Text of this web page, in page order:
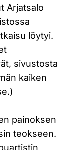
Arjatsalo
löytyi.
sivustosta
kaiken
painoksen
teokseen.